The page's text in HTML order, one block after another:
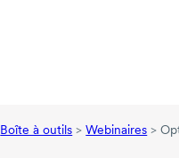
Boîte à outils > Webinaires >